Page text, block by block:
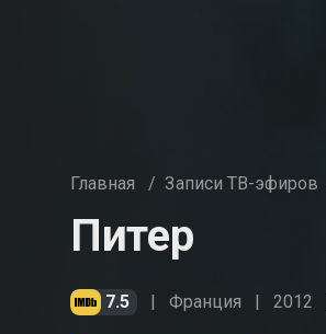
Главная / Записи ТВ-эфиров
Питер
7.5 Франция 2012